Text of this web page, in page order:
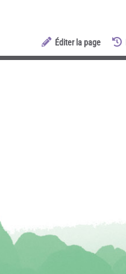
Éditer la page